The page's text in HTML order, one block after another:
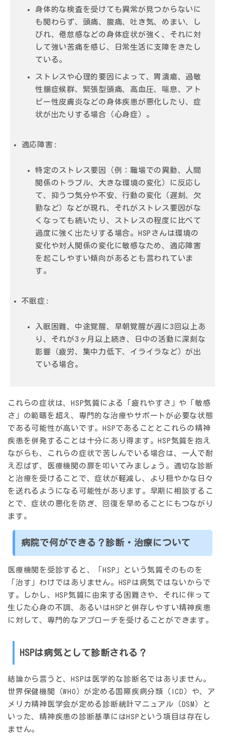
身体的な検査を受けても異常が見つからないに
も関わらず、頭痛、腹痛、吐き気、めまい、し
びれ、倦怠感などの身体症状が強く、それに対
して強い苦痛を感じ、日常生活に支障をきたし
ている。
ストレスや心理的要因によって、胃潰瘍、過敏
性腸症候群、緊張型頭痛、高血圧、喘息、アト
ピー性皮膚炎などの身体疾患が悪化したり、症
状が出たりする場合（心身症）。
適応障害:
特定のストレス要因（例：職場での異動、人間
関係のトラブル、大きな環境の変化）に反応し
て、抑うつ気分や不安、行動の変化（遅刻、欠
勤など）などが現れ、それがストレス要因がな
くなっても続いたり、ストレスの程度に比べて
過度に強く出たりする場合。HSPさんは環境の
変化や対人関係の変化に敏感なため、適応障害
を起こしやすい傾向があるとも言われていま
す。
不眠症:
入眠困難、中途覚醒、早朝覚醒が週に3回以上あ
り、それが3ヶ月以上続き、日中の活動に深刻な
影響（疲労、集中力低下、イライラなど）が出
ている場合。
これらの症状は、HSP気質による「疲れやすさ」や「敏感
さ」の範疇を超え、専門的な治療やサポートが必要な状態
である可能性が高いです。HSPであることとこれらの精神
疾患を併発することは十分にあり得ます。HSP気質を抱え
ながらも、これらの症状で苦しんでいる場合は、一人で耐
え忍ばず、医療機関の扉を叩いてみましょう。適切な診断
と治療を受けることで、症状が軽減し、より穏やかな日々
を送れるようになる可能性があります。早期に相談するこ
とで、症状の悪化を防ぎ、回復を早めることにもつながり
ます。
病院で何ができる？診断・治療について
医療機関を受診すると、「HSP」という気質そのものを
「治す」わけではありません。HSPは病気ではないからで
す。しかし、HSP気質に由来する困難さや、それに伴って
生じた心身の不調、あるいはHSPと併存しやすい精神疾患
に対して、専門的なアプローチを受けることができます。
HSPは病気として診断される？
結論から言うと、HSPは医学的な診断名ではありません。
世界保健機関（WHO）が定める国際疾病分類（ICD）や、ア
メリカ精神医学会が定める診断統計マニュアル（DSM）と
いった、精神疾患の診断基準にはHSPという項目は存在し
ません。